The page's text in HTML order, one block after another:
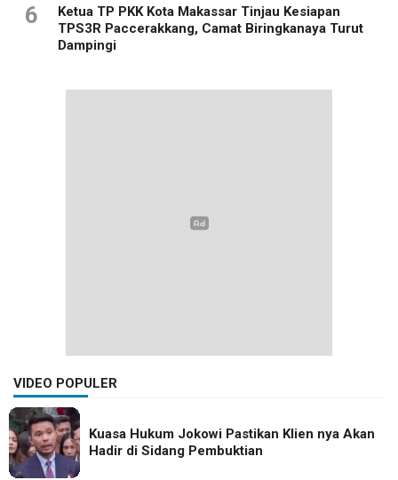
6
Ketua TP PKK Kota Makassar Tinjau Kesiapan
TPS3R Paccerakkang, Camat Biringkanaya Turut
Dampingi
VIDEO POPULER
Kuasa Hukum Jokowi Pastikan Klien nya Akan
Hadir di Sidang Pembuktian